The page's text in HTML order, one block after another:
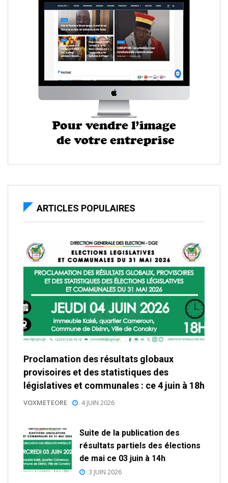
ARTICLES POPULAIRES
Proclamation des résultats globaux
provisoires et des statistiques des
législatives et communales : ce 4 juin à 18h
VOXMETEORE 4 JUIN 2026
Suite de la publication des
résultats partiels des élections
de mai ce 03 juin à 14h
3 JUIN 2026